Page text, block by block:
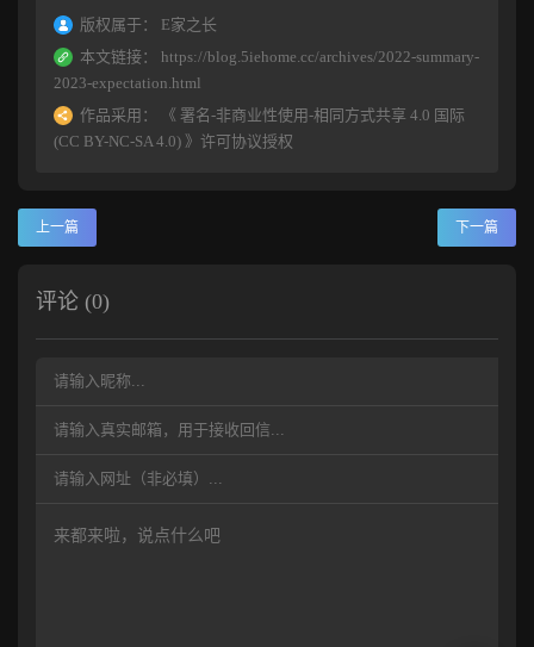
版权属于：
E家之长
本文链接：
https://blog.5iehome.cc/archives/2022-summary-
2023-expectation.html
作品采用：
《 署名-非商业性使用-相同方式共享 4.0 国际
(CC BY-NC-SA 4.0) 》许可协议授权
上一篇 下一篇
评论 (0)